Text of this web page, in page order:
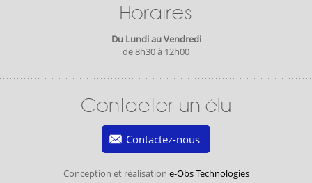
Horaires
Du Lundi au Vendredi
de 8h30 à 12h00
Contacter un élu
Contactez-nous
Conception et réalisation e-Obs Technologies